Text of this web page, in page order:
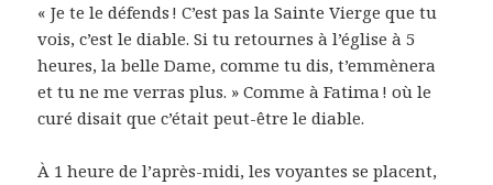
« Je te le défends ! C’est pas la Sainte Vierge que tu
vois, c’est le diable. Si tu retournes à l’église à 5
heures, la belle Dame, comme tu dis, t’emmènera
et tu ne me verras plus. » Comme à Fatima ! où le
curé disait que c’était peut-être le diable.
À 1 heure de l’après-midi, les voyantes se placent,